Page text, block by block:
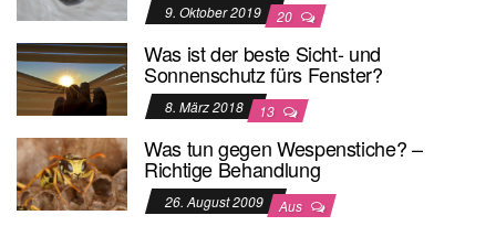
9. Oktober 2019 20
Was ist der beste Sicht- und
Sonnenschutz fürs Fenster?
8. März 2018 13
Was tun gegen Wespenstiche? –
Richtige Behandlung
26. August 2009 Aus